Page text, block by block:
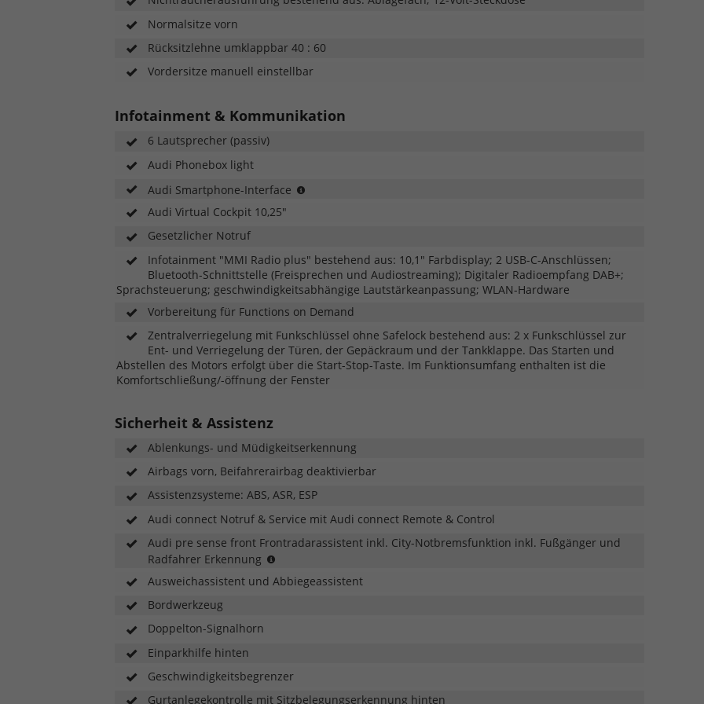
Normalsitze vorn
Rücksitzlehne umklappbar 40 : 60
Vordersitze manuell einstellbar
Infotainment & Kommunikation
6 Lautsprecher (passiv)
Audi Phonebox light
Audi Smartphone-Interface
Smartphone
mit
Ihrem
Audi
bringt
Ihre
Smartphone-
Inhalte
MMI-
Display.
Navigation,
Musik
und
Third-
Apps
lassen
Display
Audi Virtual Cockpit 10,25"
Gesetzlicher Notruf
Infotainment "MMI Radio plus" bestehend aus: 10,1" Farbdisplay; 2 USB-C-Anschlüssen;
Bluetooth-Schnittstelle (Freisprechen und Audiostreaming); Digitaler Radioempfang DAB+;
Sprachsteuerung; geschwindigkeitsabhängige Lautstärkeanpassung; WLAN-Hardware
Vorbereitung für Functions on Demand
Zentralverriegelung mit Funkschlüssel ohne Safelock bestehend aus: 2 x Funkschlüssel zur
Ent- und Verriegelung der Türen, der Gepäckraum und der Tankklappe. Das Starten und
Abstellen des Motors erfolgt über die Start-Stop-Taste. Im Funktionsumfang enthalten ist die
Komfortschließung/-öffnung der Fenster
Sicherheit & Assistenz
Ablenkungs- und Müdigkeitserkennung
Airbags vorn, Beifahrerairbag deaktivierbar
Assistenzsysteme: ABS, ASR, ESP
Audi connect Notruf & Service mit Audi connect Remote & Control
Audi pre sense front Frontradarassistent inkl. City-Notbremsfunktion inkl. Fußgänger und
Radfahrer Erkennung
sense
mithilfe
Ausweichassistent und Abbiegeassistent
Bordwerkzeug
Doppelton-Signalhorn
Einparkhilfe hinten
Geschwindigkeitsbegrenzer
Gurtanlegekontrolle mit Sitzbelegungserkennung hinten